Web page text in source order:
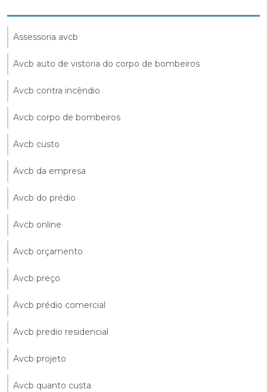
Assessoria avcb
Avcb auto de vistoria do corpo de bombeiros
Avcb contra incêndio
Avcb corpo de bombeiros
Avcb custo
Avcb da empresa
Avcb do prédio
Avcb online
Avcb orçamento
Avcb preço
Avcb prédio comercial
Avcb predio residencial
Avcb projeto
Avcb quanto custa